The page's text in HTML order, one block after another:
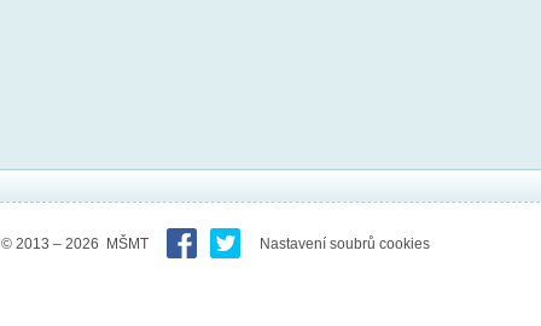
© 2013 – 2026 MŠMT Nastavení soubrů cookies